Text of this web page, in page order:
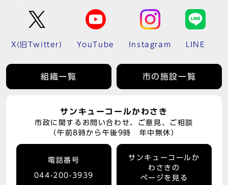
X(旧Twitter) YouTube Instagram LINE
組織一覧 市の施設一覧
サンキューコールかわさき
市政に関するお問い合わせ、ご意見、ご相談
（午前8時から午後9時 年中無休）
電話番号
044-200-3939
サンキューコールか
わさきの
ページを見る